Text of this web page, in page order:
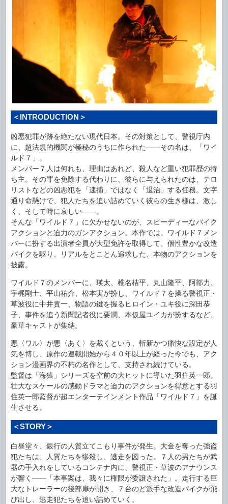
＜INTRODUCTION＞
凶悪犯罪が跡を絶たない現代日本。その対策として、警視庁内
に、超法規的機関が極秘のうちに作られた――その名は、「ワイ
ルド７」。
メンバー７人は何れも、理由はあれど、殺人など重い犯罪歴の持
ち主。その罪を免除する代わりに、彼らに与えられたのは、テロ
リストなどの凶悪犯を「逮捕」ではなく「退治」する任務。文字
通り命懸けで、犯人たちを追い詰めていく彼らの生き様は、激し
く、そして時に哀しい――。
そんな「ワイルド７」に欠かせないのが、スピーディーなバイク
アクションと迫力のガンアクション。本作では、ワイルド７メン
バーに扮する出演者全員が大型免許を取得して、個性豊かな改造
バイクを駆り、リアルをとことん追求した、本物のアクションを
披露。
ワイルド７のメンバーに、瑛太、椎名桔平、丸山隆平、阿部力、
宇梶剛士、平山祐介、松本実が扮し、ワイルド７を操る警視正・
草波役に中井貴一、物語の鍵を握るヒロイン・ユキ役に深田恭
子、事件を追う新聞記者役に要潤、本仮屋ユイカが扮するなど、
豪華キャストが集結。
悪〈ワル〉が悪〈あく〉を裁くという、斬新かつ痛快な設定が人
気を博し、原作の連載開始から４０年以上が経った今でも、アク
ション漫画界の不朽の名作として、支持され続けている。
監督は「海猿」シリーズを空前の大ヒットに導いた羽住英一郎。
壮大なスケールの感動ドラマと迫力のアクションを得意とする羽
住英一郎監督が超エンターテインメント作品「ワイルド７」を誕
生させる。
＜STORY＞
白昼堂々、銀行の人質立てこもり事件が発生。大金を奪った強盗
犯たちは、人質たちを惨殺し、逃走を図った。７人の男たちが武
器の手入れをしているコンテナ内に、警視正・草波のアナウンス
が響く――「本事案は、我々に権限が委譲された」。走行する巨
大なトレーラーの後部扉が開き、７台のど派手な改造バイクが飛
び出し、逃走犯たちを追い詰めていく。